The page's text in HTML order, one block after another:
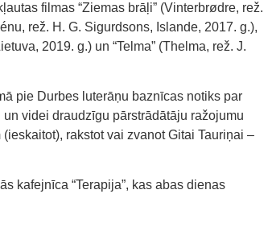
filmas “Ziemas brāļi” (Vinterbrødre, rež.
rež. H. G. Sigurdsons, Islande, 2017. g.),
2019. g.) un “Telma” (Thelma, rež. J.
pie Durbes luterāņu baznīcas notiks par
videi draudzīgu pārstrādātāju ražojumu
rakstot vai zvanot Gitai Tauriņai –
kafejnīca “Terapija”, kas abas dienas